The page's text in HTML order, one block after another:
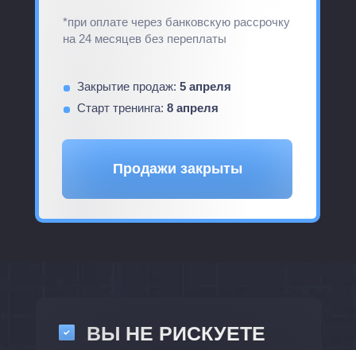
Старт тренинга: 8 апреля
Закрытие продаж: 5 апреля
*при оплате через банковскую рассрочку
на 24 месяцев без переплаты
Продажи закрыты
ВЫ НЕ РИСКУЕТЕ